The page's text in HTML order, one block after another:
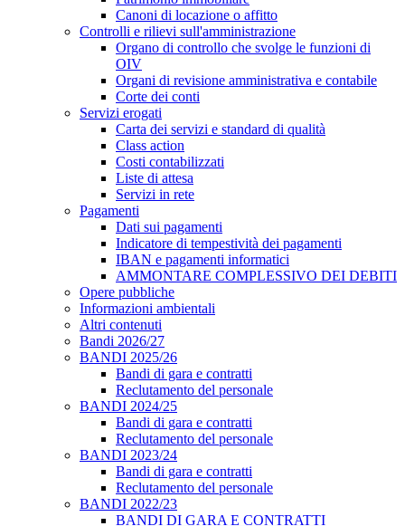
Canoni di locazione o affitto
Controlli e rilievi sull'amministrazione
Organo di controllo che svolge le funzioni di
OIV
Organi di revisione amministrativa e contabile
Corte dei conti
Servizi erogati
Carta dei servizi e standard di qualità
Class action
Costi contabilizzati
Liste di attesa
Servizi in rete
Pagamenti
Dati sui pagamenti
Indicatore di tempestività dei pagamenti
IBAN e pagamenti informatici
AMMONTARE COMPLESSIVO DEI DEBITI
Opere pubbliche
Informazioni ambientali
Altri contenuti
Bandi 2026/27
BANDI 2025/26
Bandi di gara e contratti
Reclutamento del personale
BANDI 2024/25
Bandi di gara e contratti
Reclutamento del personale
BANDI 2023/24
Bandi di gara e contratti
Reclutamento del personale
BANDI 2022/23
BANDI DI GARA E CONTRATTI